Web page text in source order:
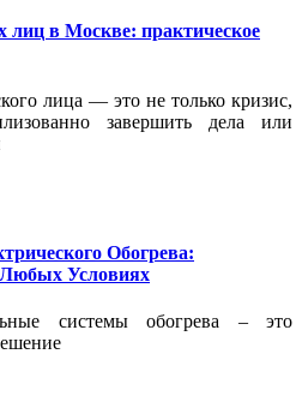
лиц в Москве: практическое
лица — это не только кризис,
завершить дела или
Обогрева:
Условиях
системы обогрева – это